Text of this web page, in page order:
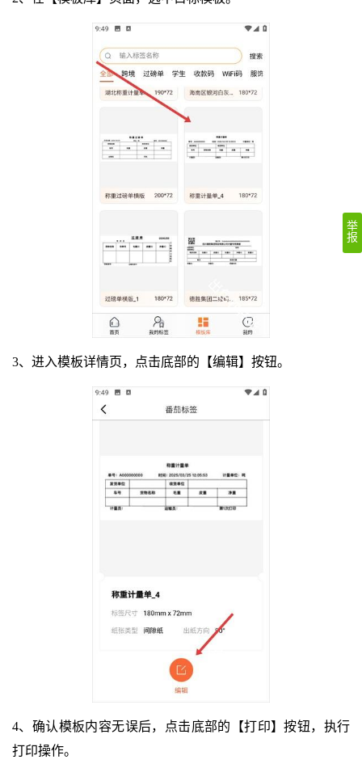
3、进入模板详情页，点击底部的【编辑】按钮。
4、确认模板内容无误后，点击底部的【打印】按钮，执行
打印操作。
举
报